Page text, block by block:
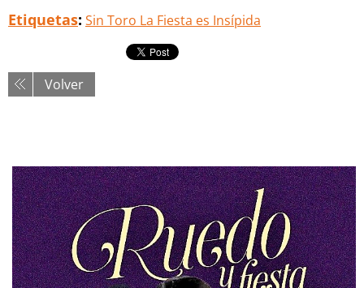
Etiquetas: Sin Toro La Fiesta es Insípida
Volver